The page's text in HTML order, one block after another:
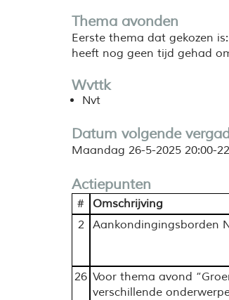
Thema avonden
Eerste thema dat gekozen
heeft nog geen tijd gehad
Wvttk
Nvt
Datum volgende
Maandag 26-5-2025 20:00-
Actiepunten
# Omschrijving
2
Aankondingingsborden
26 Voor thema avond
verschillende